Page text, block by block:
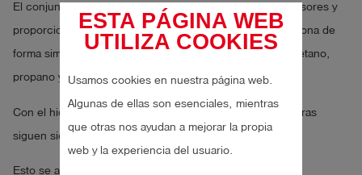
ESTA PÁGINA WEB
UTILIZA COOKIES
Usamos cookies en nuestra página web.
Algunas de ellas son esenciales, mientras
que otras nos ayudan a mejorar la propia
web y la experiencia del usuario.
El conjunto de sensores evalúa las señales de varios sensores y
proporciona una señal resultante para su lectura. Reacciona de
forma similar al metano y al hidrógeno. También muestra etano,
propano y butano.
Con el hidrógeno apenas hay pérdida de señal y las lecturas
siguen siendo buenas.
Esto se aplica tanto al SIGI-EX como al